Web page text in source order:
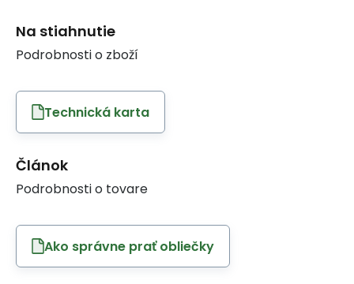
Na stiahnutie
Podrobnosti o zboží
Technická karta
Článok
Podrobnosti o tovare
Ako správne prať obliečky